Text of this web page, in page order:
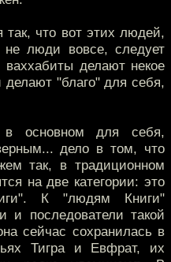
так, что вот этих людей,
люди вовсе, следует
делают некое
"благо" для себя,
основном для себя,
дело в том, что
так, в традиционном
на две категории: это
К "людям Книги"
и последователи такой
сейчас сохранилась в
Тигра и Евфрат, их